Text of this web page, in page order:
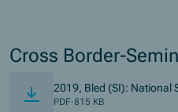
Cross Border-
2019, Bled (SI): National
PDF·815 KB